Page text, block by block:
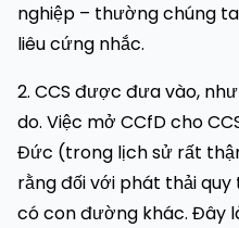
nghiệp – thường chúng
liêu cứng nhắc.
2. CCS được đưa vào,
do. Việc mở CCfD cho
Đức (trong lịch sử rất
rằng đối với phát thải
có con đường khác. Đây